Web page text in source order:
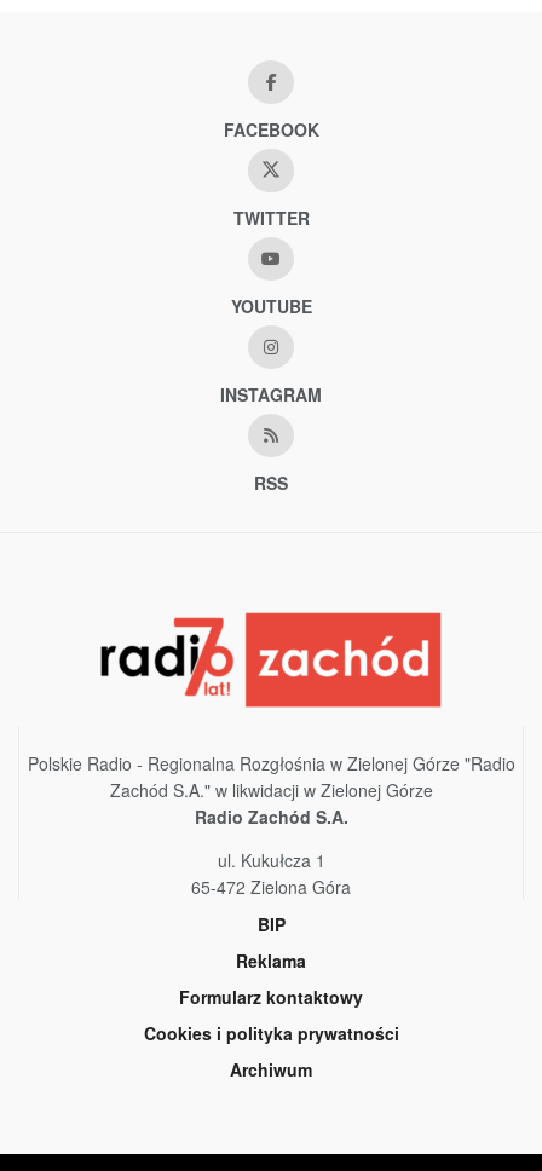
FACEBOOK
TWITTER
YOUTUBE
INSTAGRAM
RSS
Polskie Radio - Regionalna Rozgłośnia w Zielonej Górze "Radio
Zachód S.A." w likwidacji w Zielonej Górze
Radio Zachód S.A.
ul. Kukułcza 1
65-472 Zielona Góra
BIP
Reklama
Formularz kontaktowy
Cookies i polityka prywatności
Archiwum